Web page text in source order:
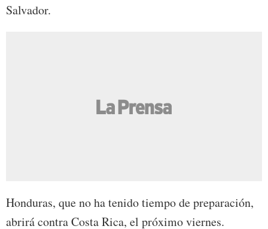
Salvador.
Honduras, que no ha tenido tiempo de preparación,
abrirá contra Costa Rica, el próximo viernes.